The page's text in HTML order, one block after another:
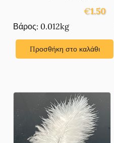
€1.50
Βάρος: 0.012kg
Προσθήκη στο καλάθι